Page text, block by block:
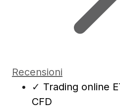
Recensioni
✓ Trading online
CFD